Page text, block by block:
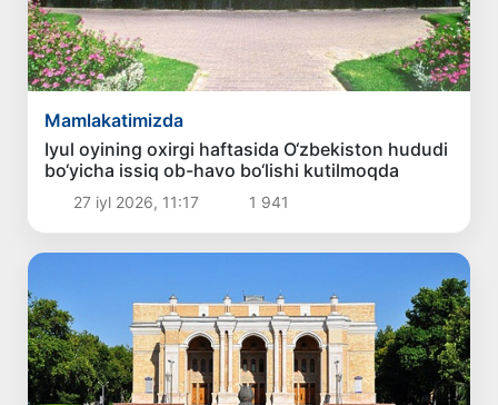
Mamlakatimizda
Iyul oyining oxirgi haftasida O‘zbekiston hududi
bo‘yicha issiq ob-havo bo‘lishi kutilmoqda
27 iyl 2026, 11:17 1 941